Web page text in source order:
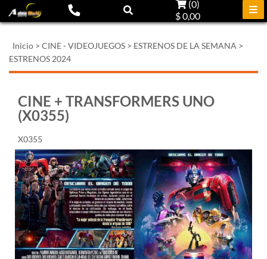
(0)
$ 0,00
Inicio > CINE - VIDEOJUEGOS > ESTRENOS DE LA SEMANA >
ESTRENOS 2024
CINE + TRANSFORMERS UNO
(X0355)
X0355